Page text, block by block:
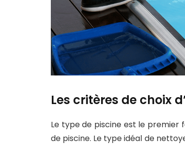
Les critères de choix
Le type de piscine est le premier
de piscine. Le type idéal de